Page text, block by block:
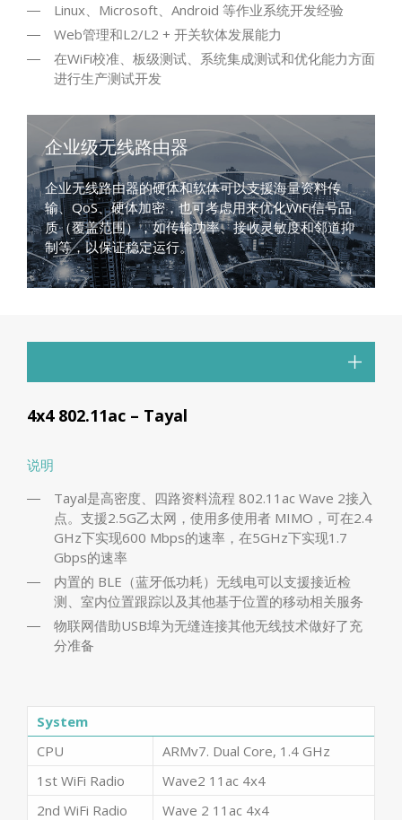
Linux、Microsoft、Android 等作业系统开发经验
Web管理和L2/L2 + 开关软体发展能力
在WiFi校准、板级测试、系统集成测试和优化能力方面
进行生产测试开发
企业级无线路由器
企业无线路由器的硬体和软体可以支援海量资料传
输、QoS、硬体加密，也可考虑用来优化WiFi信号品
质（覆盖范围），如传输功率、接收灵敏度和邻道抑
制等，以保证稳定运行。
4x4 802.11ac – Tayal
说明
Tayal是高密度、四路资料流程 802.11ac Wave 2接入
点。支援2.5G乙太网，使用多使用者 MIMO，可在2.4
GHz下实现600 Mbps的速率，在5GHz下实现1.7
Gbps的速率
内置的 BLE（蓝牙低功耗）无线电可以支援接近检
测、室内位置跟踪以及其他基于位置的移动相关服务
物联网借助USB埠为无缝连接其他无线技术做好了充
分准备
System
CPU
ARMv7. Dual Core, 1.4 GHz
1st WiFi Radio
Wave2 11ac 4x4
2nd WiFi Radio
Wave 2 11ac 4x4